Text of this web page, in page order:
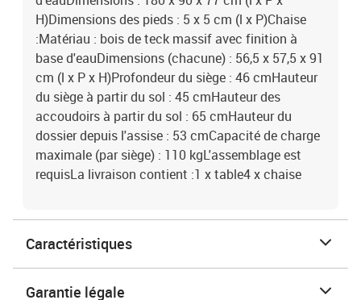
H)Dimensions des pieds : 5 x 5 cm (l x P)Chaise
:Matériau : bois de teck massif avec finition à
base d'eauDimensions (chacune) : 56,5 x 57,5 x 91
cm (l x P x H)Profondeur du siège : 46 cmHauteur
du siège à partir du sol : 45 cmHauteur des
accoudoirs à partir du sol : 65 cmHauteur du
dossier depuis l'assise : 53 cmCapacité de charge
maximale (par siège) : 110 kgL'assemblage est
requisLa livraison contient :1 x table4 x chaise
Caractéristiques
Garantie légale